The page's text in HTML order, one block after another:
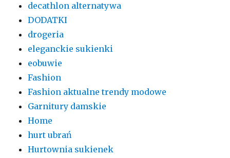
decathlon alternatywa
DODATKI
drogeria
eleganckie sukienki
eobuwie
Fashion
Fashion aktualne trendy modowe
Garnitury damskie
Home
hurt ubrań
Hurtownia sukienek